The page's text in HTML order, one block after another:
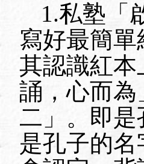
1.私塾「
寫好最簡
其認識紅
誦，心而
二」。即
是孔子的